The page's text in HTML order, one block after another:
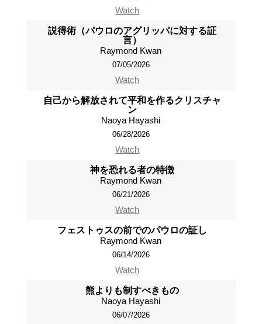
Watch
説得術（パウロのアグリッパに対する証
言）
Raymond Kwan
07/05/2026
Watch
自己から解放されて平和を作るクリスチャ
ン
Naoya Hayashi
06/28/2026
Watch
神を恐れる者の特徴
Raymond Kwan
06/21/2026
Watch
フェストゥスの前でのパウロの証し
Raymond Kwan
06/14/2026
Watch
熊よりも制すべきもの
Naoya Hayashi
06/07/2026